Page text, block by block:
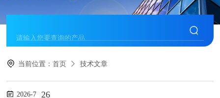
当前位置：首页 技术文章
2026-7 26